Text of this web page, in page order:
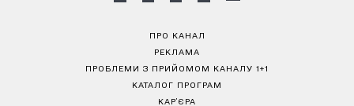
ПРО КАНАЛ
РЕКЛАМА
ПРОБЛЕМИ З ПРИЙОМОМ КАНАЛУ 1+1
КАТАЛОГ ПРОГРАМ
КАР’ЄРА